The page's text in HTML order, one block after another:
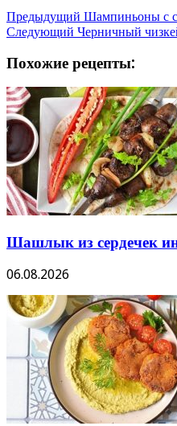
Предыдущий Шампиньоны с
Следующий Черничный
Похожие рецепты:
Шашлык из сердечек
06.08.2026